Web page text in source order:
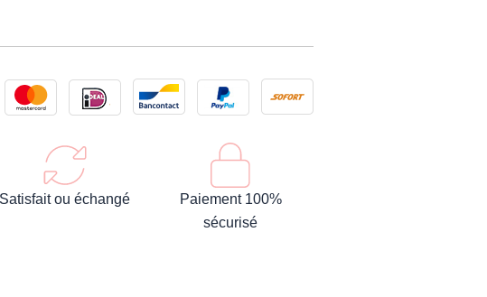
Satisfait ou échangé
Paiement 100%
sécurisé